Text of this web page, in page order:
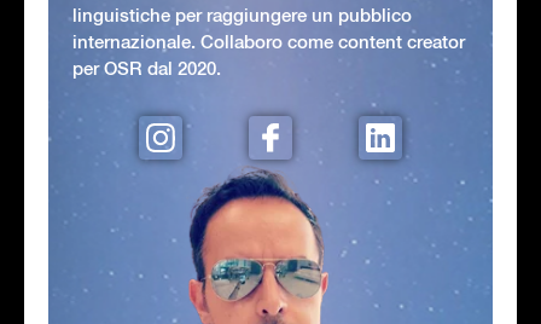
linguistiche per raggiungere un pubblico
internazionale. Collaboro come content creator
per OSR dal 2020.